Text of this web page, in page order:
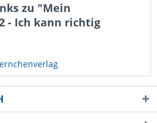
zu "Mein
- Ich kann richtig